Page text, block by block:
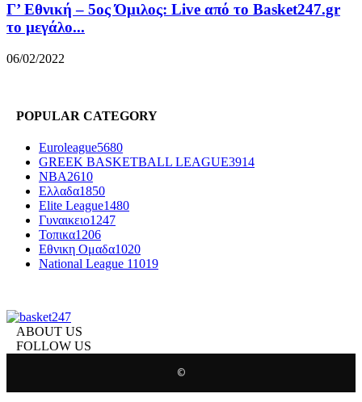
Γ’ Εθνική – 5ος Όμιλος: Live από το Basket247.gr
το μεγάλο...
06/02/2022
POPULAR CATEGORY
Euroleague5680
GREEK BASKETBALL LEAGUE3914
NBA2610
Ελλαδα1850
Elite League1480
Γυναικειο1247
Τοπικα1206
Εθνικη Ομαδα1020
National League 11019
ABOUT US
FOLLOW US
©